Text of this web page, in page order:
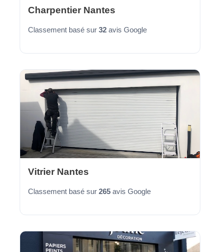
Charpentier Nantes
Classement basé sur 32 avis Google
Vitrier Nantes
Classement basé sur 265 avis Google